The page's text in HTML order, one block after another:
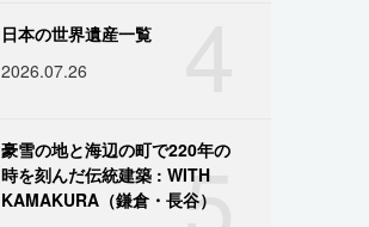
日本の世界遺産一覧
2026.07.26
5
豪雪の地と海辺の町で220年の
時を刻んだ伝統建築 : WITH
KAMAKURA（鎌倉・長谷）